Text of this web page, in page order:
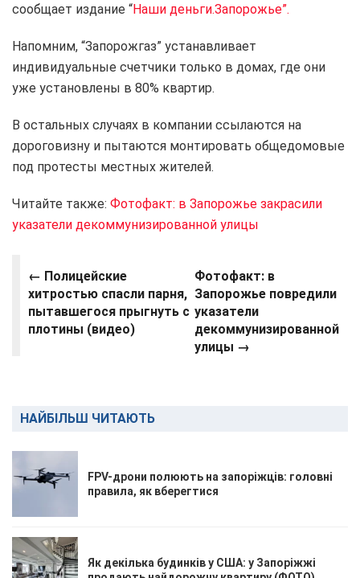
сообщает издание “Наши деньги.Запорожье”.
Напомним, “Запорожгаз” устанавливает
индивидуальные счетчики только в домах, где они
уже установлены в 80% квартир.
В остальных случаях в компании ссылаются на
дороговизну и пытаются монтировать общедомовые
под протесты местных жителей.
Читайте также: Фотофакт: в Запорожье закрасили
указатели декоммунизированной улицы
← Полицейские
хитростью спасли парня,
пытавшегося прыгнуть с
плотины (видео)
Фотофакт: в
Запорожье повредили
указатели
декоммунизированной
улицы →
НАЙБІЛЬШ ЧИТАЮТЬ
FPV-дрони полюють на запоріжців: головні
правила, як вберегтися
Як декілька будинків у США: у Запоріжжі